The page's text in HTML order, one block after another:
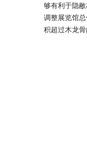
够有利于隐
调整展览馆
积超过木龙